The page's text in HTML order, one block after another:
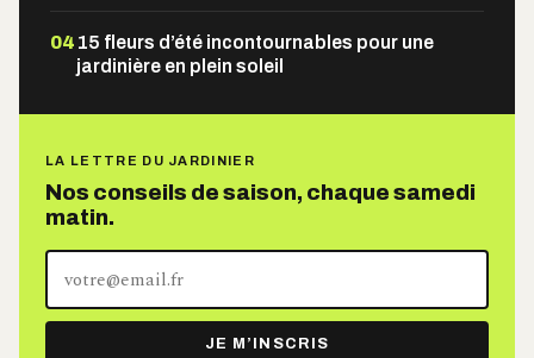
04 15 fleurs d’été incontournables pour une
jardinière en plein soleil
LA LETTRE DU JARDINIER
Nos conseils de saison, chaque samedi
matin.
adresse
e-
JE M’INSCRIS